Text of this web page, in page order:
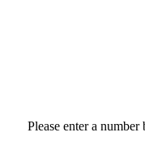
Please enter a